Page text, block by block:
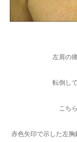
左肩の
転倒し
こち
赤色矢印で示した左